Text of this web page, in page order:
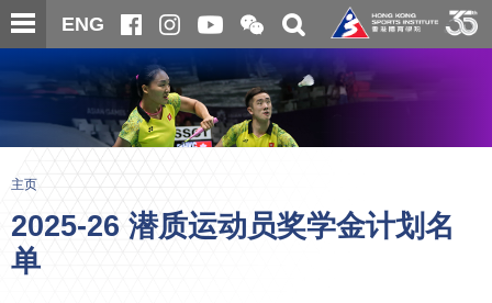
跳
至
内
ENG
开
合
微
信
二
维
码
关
搜
寻
内
主页
2025-26 潜质运动员奖学金计划名
单